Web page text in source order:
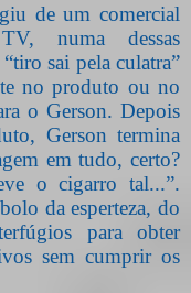
de um comercial
numa dessas
sai pela culatra”
no produto ou no
o Gerson. Depois
Gerson termina
em tudo, certo?
o cigarro tal...”.
da esperteza, do
para obter
sem cumprir os